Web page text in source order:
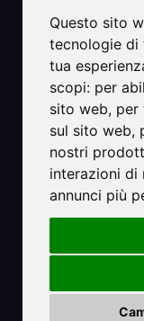
Questo sito
tecnologie di
tua
scopi: per
sito web, per
sul sito web,
nostri
interazioni di
annunci più
©2025
Primo
Provincia Ufficio